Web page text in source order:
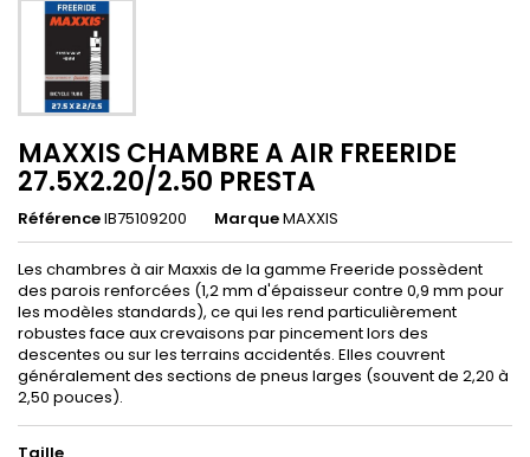
MAXXIS CHAMBRE A AIR FREERIDE
27.5X2.20/2.50 PRESTA
RéférenceIB75109200 MarqueMAXXIS
Les chambres à air Maxxis de la gamme Freeride possèdent
des parois renforcées (1,2 mm d'épaisseur contre 0,9 mm pour
les modèles standards), ce qui les rend particulièrement
robustes face aux crevaisons par pincement lors des
descentes ou sur les terrains accidentés. Elles couvrent
généralement des sections de pneus larges (souvent de 2,20 à
2,50 pouces).